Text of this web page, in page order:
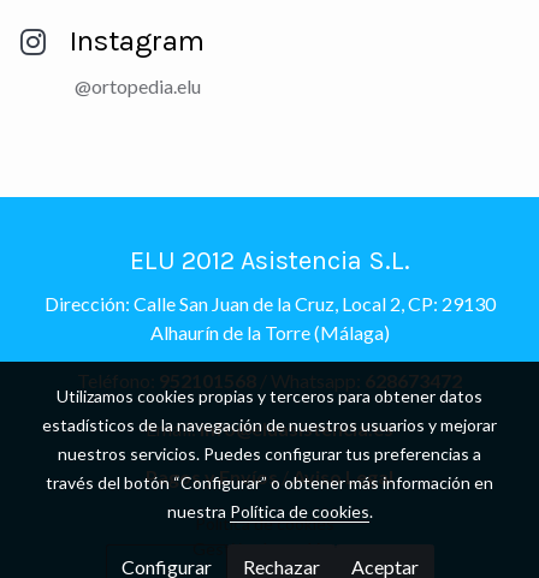
Instagram
@ortopedia.elu
ELU 2012 Asistencia S.L.
Dirección: Calle San Juan de la Cruz, Local 2, CP: 29130
Alhaurín de la Torre (Málaga)
Teléfono: 952101568 / Whatsapp: 628673472
Email:info@eluasistencia.es
Pagos y Envíos /Aviso Legal
Política de cookies
Utilizamos cookies propias y terceros para obtener datos
estadísticos de la navegación de nuestros usuarios y mejorar
nuestros servicios. Puedes configurar tus preferencias a
través del botón “Configurar” o obtener más información en
nuestra Política de cookies.
Configurar Rechazar Aceptar